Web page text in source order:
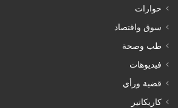
حوارات
سوق واقتصاد
طب وصحة
فيديوهات
قضية ورأي
كاريكاتير